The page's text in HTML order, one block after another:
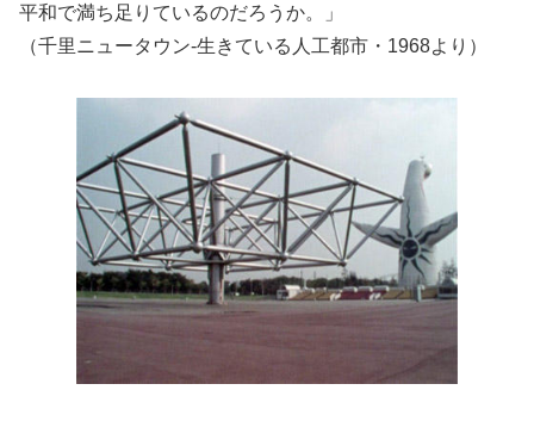
平和で満ち足りているのだろうか。」
（千里ニュータウン-生きている人工都市・1968より）